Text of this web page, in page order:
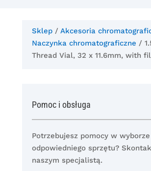
Sklep/ Akcesoria
Naczynka chromatograficzne /
Thread Vial, 32 x 11.6mm, with
Pomoc i obsługa
Potrzebujesz pomocy w wyborze
odpowiedniego sprzętu?
naszym specjalistą.